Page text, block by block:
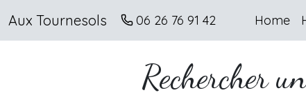
Aux Tournesols 06 26 76 91 42 Home
Rechercher